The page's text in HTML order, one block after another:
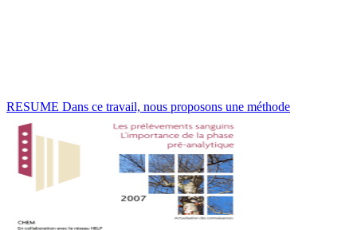
RESUME Dans ce travail, nous proposons une méthode